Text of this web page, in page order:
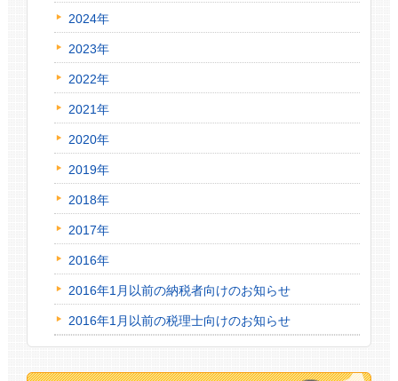
2024年
2023年
2022年
2021年
2020年
2019年
2018年
2017年
2016年
2016年1月以前の納税者向けのお知らせ
2016年1月以前の税理士向けのお知らせ